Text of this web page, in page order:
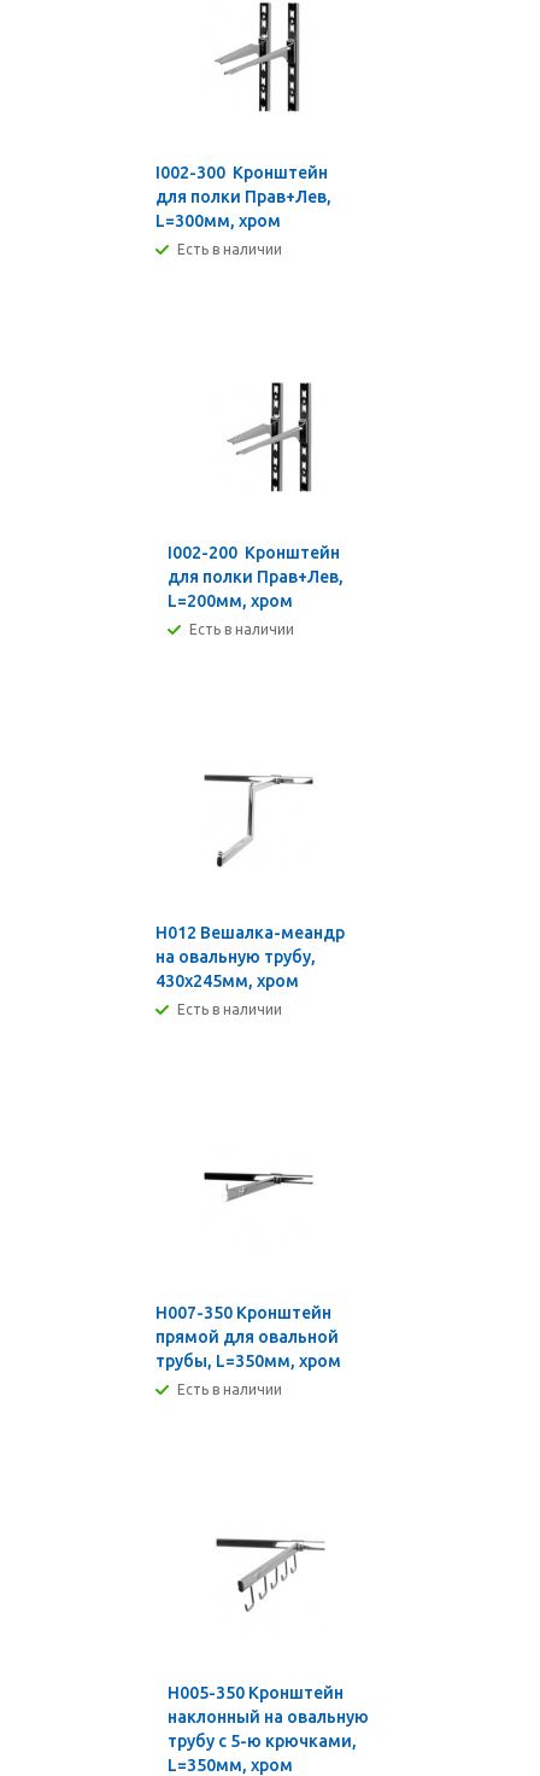
I002-300 Кронштейн
для полки Прав+Лев,
L=300мм, хром
Есть в наличии
I002-200 Кронштейн
для полки Прав+Лев,
L=200мм, хром
Есть в наличии
H012 Вешалка-меандр
на овальную трубу,
430х245мм, хром
Есть в наличии
H007-350 Кронштейн
прямой для овальной
трубы, L=350мм, хром
Есть в наличии
H005-350 Кронштейн
наклонный на овальную
трубу с 5-ю крючками,
L=350мм, хром